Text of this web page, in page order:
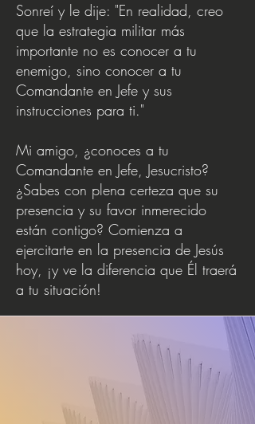
Sonreí y le dije: "En realidad, creo
que la estrategia militar más
importante no es conocer a tu
enemigo, sino conocer a tu
Comandante en Jefe y sus
instrucciones para ti."
Mi amigo, ¿conoces a tu
Comandante en Jefe, Jesucristo?
¿Sabes con plena certeza que su
presencia y su favor inmerecido
están contigo? Comienza a
ejercitarte en la presencia de Jesús
hoy, ¡y ve la diferencia que Él traerá
a tu situación!